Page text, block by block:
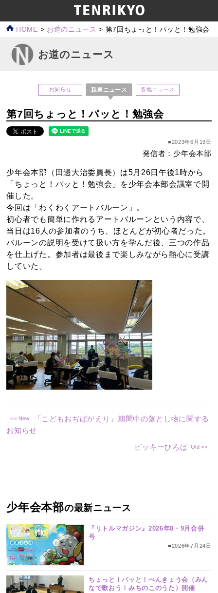
HOME > お道のニュース > 第7回ちょっと！パッと！勉強会
お道のニュース
お知らせ 親里ニュース 各地ニュース
第7回ちょっと！パッと！勉強会
■2023年6月19日
発信者：少年会本部
少年会本部（田邊大治委員長）は5月26日午後1時から
「ちょっと！パッと！勉強会」を少年会本部会議室で開
催した。
今回は「わくわくアートバルーン」。
初心者でも簡単に作れるアートバルーンという内容で、
当日は16人の参加者のうち、ほとんどが初心者だった。
バルーンの説明を受けて扱い方を学んだ後、三つの作品
を仕上げた。参加者は最後まで楽しみながら熱心に受講
していた。
「こどもおぢばがえり」期間中の落とし物に関する
お知らせ
ピッキーひろば
少年会本部の最新ニュース
『リトルマガジン』2026年8・9月合併
号
■2026年7月24日
ちょっと！パッと！べんきょう会（みん
なで歌おう！みちのこのうた）開催